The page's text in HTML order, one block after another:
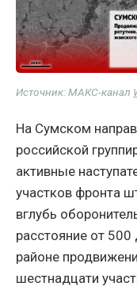
Источник: МАКС-канал
На Сумском
российской
активные
участков фронта
вглубь
расстояние от
районе
шестнадцати